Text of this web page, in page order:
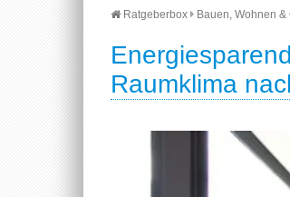
Ratgeberbox Bauen, Wohnen &
Raumklima